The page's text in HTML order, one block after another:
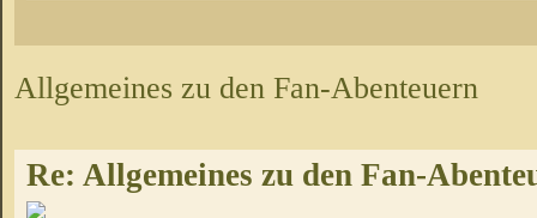
Allgemeines zu den Fan-Abenteuern
Re: Allgemeines zu den Fan-